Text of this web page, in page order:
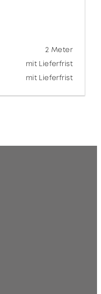
2 Meter
mit Lieferfrist
mit Lieferfrist